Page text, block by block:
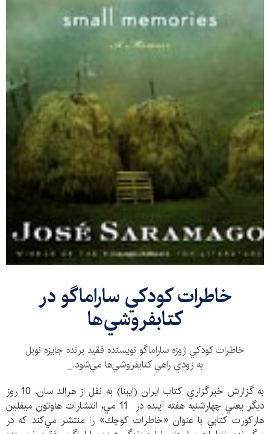
خاطرات كودكي ساراماگو در
كتابفروشي‌ها
خاطرات كودكي ژوزه ساراماگو نويسنده فقيد برنده جايزه نوبل
به زودي راهي كتابفروشي‌ها مي‌شود._
به گزارش خبرگزاري كتاب ايران (ايبنا) به نقل از هرالد سان، 10 روز
ديگر يعني چهارشنبه هفته آينده در 11 مي، انتشارات هاوتون ميفلين
هاركورت كتابي با عنوان «خاطرات كوچك» را منتشر مي‌كند كه در